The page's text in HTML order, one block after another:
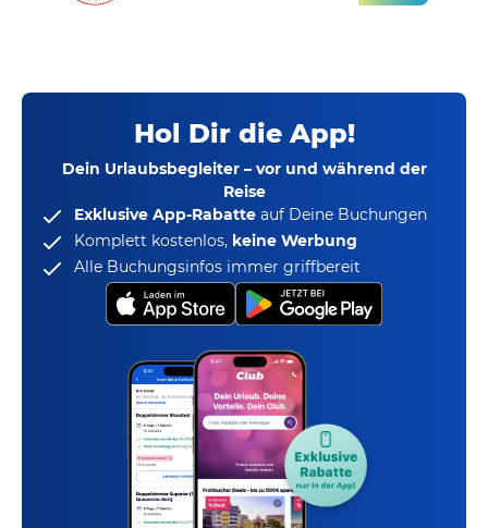
Hol Dir die App!
Dein Urlaubsbegleiter – vor und während der
Reise
Exklusive App-Rabatte auf Deine Buchungen
Komplett kostenlos, keine Werbung
Alle Buchungsinfos immer griffbereit